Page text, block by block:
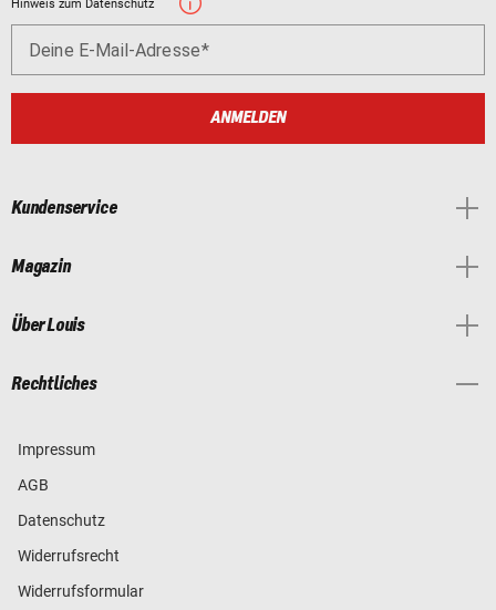
Hinweis zum Datenschutz
Deine E-Mail-Adresse
ANMELDEN
Kundenservice
Magazin
Über Louis
Rechtliches
Impressum
AGB
Datenschutz
Widerrufsrecht
Widerrufsformular